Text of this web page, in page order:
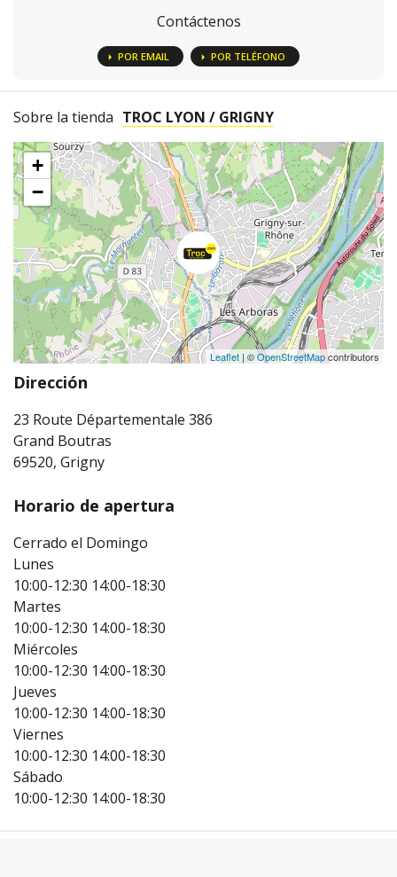
Contáctenos
POR EMAIL POR TELÉFONO
Sobre la tienda TROC LYON / GRIGNY
+
−
Leaflet | ©OpenStreetMapcontributors
Dirección
23 Route Départementale 386
Grand Boutras
69520, Grigny
Horario de apertura
Cerrado el Domingo
Lunes
10:00-12:30 14:00-18:30
Martes
10:00-12:30 14:00-18:30
Miércoles
10:00-12:30 14:00-18:30
Jueves
10:00-12:30 14:00-18:30
Viernes
10:00-12:30 14:00-18:30
Sábado
10:00-12:30 14:00-18:30